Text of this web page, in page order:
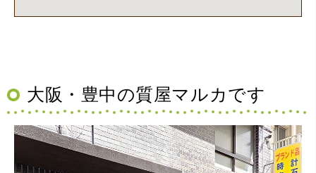
大阪・豊中の質屋マルカです